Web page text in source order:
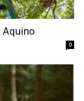
Aquino
0